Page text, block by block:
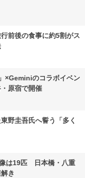
前後の食事に約5割がス
×Geminiのコラボイベン
原宿で開催
野圭吾氏へ誓う「多く
は19匹 日本橋・八重
き